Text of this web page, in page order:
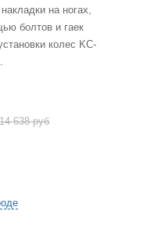
на ногах,
болтов и гаек
колес KC-
14 638 руб